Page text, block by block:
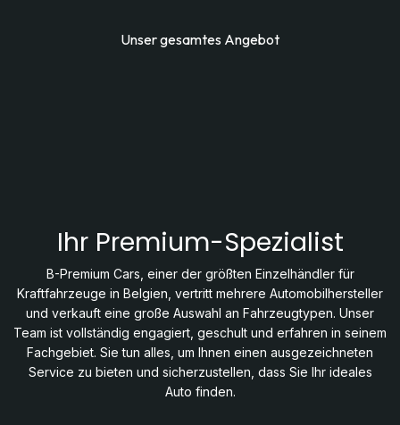
Unser gesamtes Angebot
Ihr Premium-Spezialist
B-Premium Cars, einer der größten Einzelhändler für
Kraftfahrzeuge in Belgien, vertritt mehrere Automobilhersteller
und verkauft eine große Auswahl an Fahrzeugtypen. Unser
Team ist vollständig engagiert, geschult und erfahren in seinem
Fachgebiet. Sie tun alles, um Ihnen einen ausgezeichneten
Service zu bieten und sicherzustellen, dass Sie Ihr ideales
Auto finden.